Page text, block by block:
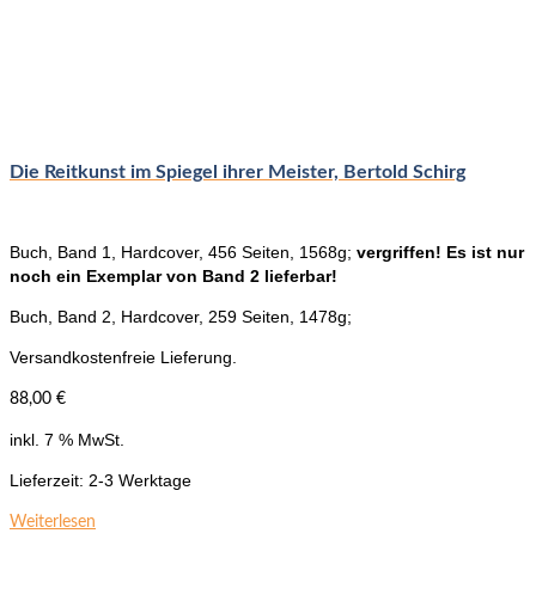
Die Reitkunst im Spiegel ihrer Meister, Bertold Schirg
Buch, Band 1, Hardcover, 456 Seiten, 1568g; vergriffen! Es ist nur
noch ein Exemplar von Band 2 lieferbar!
Buch, Band 2, Hardcover, 259 Seiten, 1478g;
Versandkostenfreie Lieferung.
88,00 €
inkl. 7 % MwSt.
Lieferzeit: 2-3 Werktage
Weiterlesen